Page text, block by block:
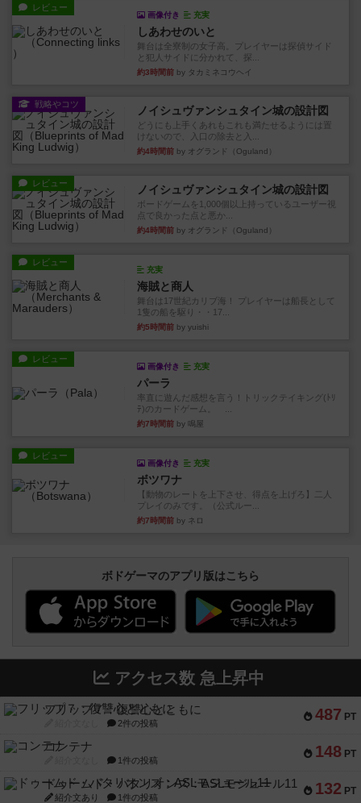
レビュー
画像付き 充実
しあわせのいと
舞台は全寮制の女子高。プレイヤーは探偵サイド
と犯人サイドに分かれて、探...
約3時間前 by タカミネコウヘイ
戦略やコツ ノイシュヴァンシュタイン城の設計図
どうにも上手くあれもこれも満たせるようには置
けないので、入口の除去と入...
約4時間前 by オグランド（Oguland）
レビュー ノイシュヴァンシュタイン城の設計図
ボードゲームを1,000個以上持っているユーザー視
点で良かった点と悪か...
約4時間前 by オグランド（Oguland）
レビュー
充実
海賊と商人
舞台は17世紀カリブ海！ プレイヤーは船長として
1隻の船を駆り・・17...
約5時間前 by yuishi
レビュー
画像付き 充実
パーラ
率直に遊んだ感想を言う！トリックテイキング(ﾄﾘ
ﾃ)のカードゲーム。 ...
約7時間前 by 鳴屋
レビュー
画像付き 充実
ボツワナ
【動物のレートを上下させ、得点を上げろ】二人
プレイのみです。（公式ルー...
約7時間前 by ネロ
ボドゲーマのアプリ版はこちら
アクセス数 急上昇中
487 PT
フリップ７：復讐心とともに
2件の投稿
148 PT
コンテナ
1件の投稿
132 PT
ドゥームド・バタリオンズ：ASLモジュール11
紹介文あり 1件の投稿